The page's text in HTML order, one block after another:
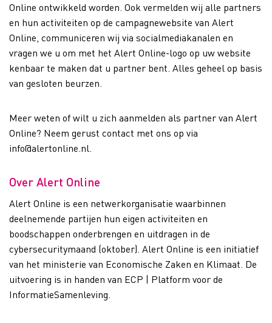
Online ontwikkeld worden. Ook vermelden wij alle partners
en hun activiteiten op de campagnewebsite van Alert
Online, communiceren wij via socialmediakanalen en
vragen we u om met het Alert Online-logo op uw website
kenbaar te maken dat u partner bent. Alles geheel op basis
van gesloten beurzen.
Meer weten of wilt u zich aanmelden als partner van Alert
Online? Neem gerust contact met ons op via
info@alertonline.nl.
Over Alert Online
Alert Online is een netwerkorganisatie waarbinnen
deelnemende partijen hun eigen activiteiten en
boodschappen onderbrengen en uitdragen in de
cybersecuritymaand (oktober). Alert Online is een initiatief
van het ministerie van Economische Zaken en Klimaat. De
uitvoering is in handen van ECP | Platform voor de
InformatieSamenleving.